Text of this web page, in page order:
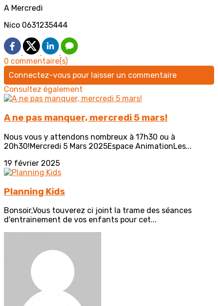
A Mercredi
Nico 0631235444
0 commentaire(s)
Connectez-vous pour laisser un commentaire
Consultez également
A ne pas manquer, mercredi 5 mars!
Nous vous y attendons nombreux à 17h30 ou à
20h30!Mercredi 5 Mars 2025Espace AnimationLes...
19 février 2025
Planning Kids
Bonsoir,Vous touverez ci joint la trame des séances
d'entrainement de vos enfants pour cet...